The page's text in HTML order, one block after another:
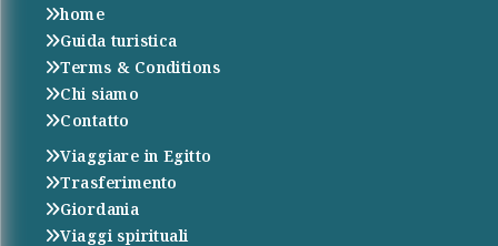
home
Guida turistica
Terms & Conditions
Chi siamo
Contatto
Viaggiare in Egitto
Trasferimento
Giordania
Viaggi spirituali